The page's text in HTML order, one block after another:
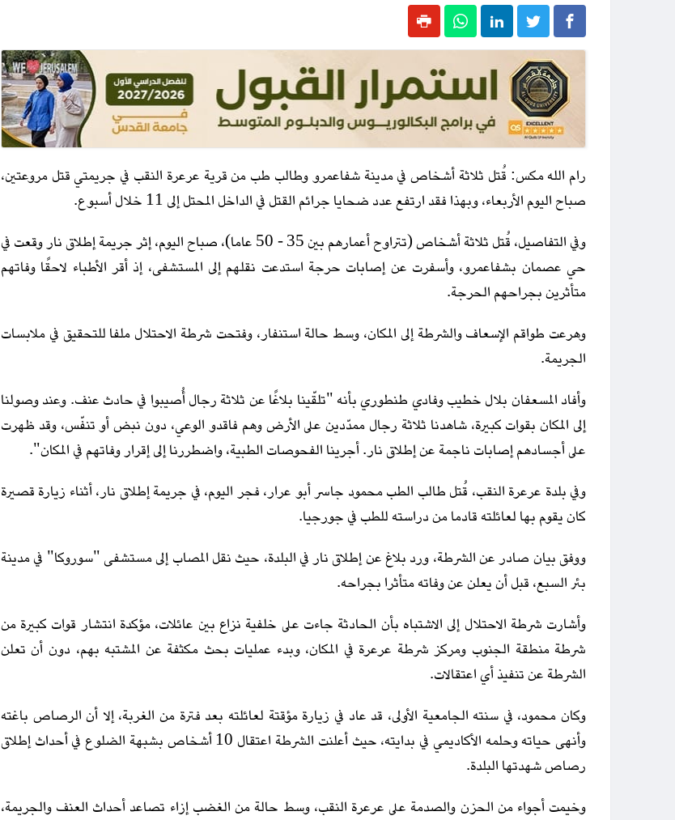
رام الله مكس: قُتل ثلاثة أشخاص في مدينة شفاعمرو وطالب طب من قرية عرعرة النقب في جريمتي قتل مروعتين،
صباح اليوم الأربعاء، وبهذا فقد ارتفع عدد ضحايا جرائم القتل في الداخل المحتل إلى 11 خلال أسبوع.
وفي التفاصيل، قُتل ثلاثة أشخاص (تتراوح أعمارهم بين 35 - 50 عاما)، صباح اليوم، إثر جريمة إطلاق نار وقعت في
حي عصمان بشفاعمرو، وأسفرت عن إصابات حرجة استدعت نقلهم إلى المستشفى، إذ أقر الأطباء لاحقًا وفاتهم
متأثرين بجراحهم الحرجة.
وهرعت طواقم الإسعاف والشرطة إلى المكان، وسط حالة استنفار، وفتحت شرطة الاحتلال ملفا للتحقيق في ملابسات
الجريمة.
وأفاد المسعفان بلال خطيب وفادي طنطوري بأنه "تلقّينا بلاغًا عن ثلاثة رجال أُصيبوا في حادث عنف. وعند وصولنا
إلى المكان بقوات كبيرة، شاهدنا ثلاثة رجال ممدّدين على الأرض وهم فاقدو الوعي، دون نبض أو تنفّس، وقد ظهرت
على أجسادهم إصابات ناجمة عن إطلاق نار. أجرينا الفحوصات الطبية، واضطررنا إلى إقرار وفاتهم في المكان".
وفي بلدة عرعرة النقب، قُتل طالب الطب محمود جاسر أبو عرار، فجر اليوم، في جريمة إطلاق نار، أثناء زيارة قصيرة
كان يقوم بها لعائلته قادما من دراسته للطب في جورجيا.
ووفق بيان صادر عن الشرطة، ورد بلاغ عن إطلاق نار في البلدة، حيث نقل المصاب إلى مستشفى "سوروكا" في مدينة
بئر السبع، قبل أن يعلن عن وفاته متأثرا بجراحه.
وأشارت شرطة الاحتلال إلى الاشتباه بأن الحادثة جاءت على خلفية نزاع بين عائلات، مؤكدة انتشار قوات كبيرة من
شرطة منطقة الجنوب ومركز شرطة عرعرة في المكان، وبدء عمليات بحث مكثفة عن المشتبه بهم، دون أن تعلن
الشرطة عن تنفيذ أي اعتقالات.
وكان محمود، في سنته الجامعية الأولى، قد عاد في زيارة مؤقتة لعائلته بعد فترة من الغربة، إلا أن الرصاص باغته
وأنهى حياته وحلمه الأكاديمي في بدايته، حيث أعلنت الشرطة اعتقال 10 أشخاص بشبهة الضلوع في أحداث إطلاق
رصاص شهدتها البلدة.
وخيمت أجواء من الحزن والصدمة على عرعرة النقب، وسط حالة من الغضب إزاء تصاعد أحداث العنف والجريمة،